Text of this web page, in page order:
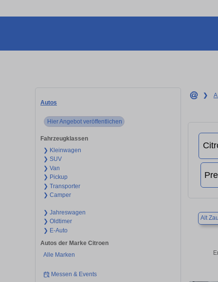
Autos
Hier Angebot veröffentlichen
Fahrzeugklassen
❯ Kleinwagen
❯ SUV
❯ Van
❯ Pickup
❯ Transporter
❯ Camper
❯ Jahreswagen
❯ Oldtimer
❯ E-Auto
Autos der Marke Citroen
Alle Marken
Messen & Events
❯
Alt